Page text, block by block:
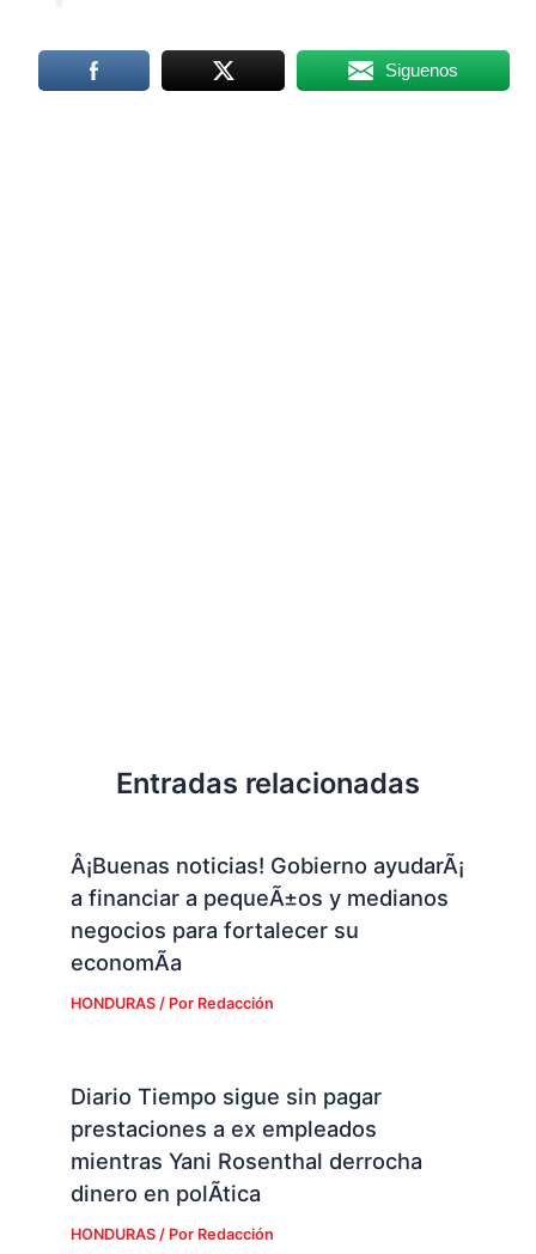
Siguenos
Entradas relacionadas
Â¡Buenas noticias! Gobierno ayudarÃ¡
a financiar a pequeÃ±os y medianos
negocios para fortalecer su
economÃ­a
HONDURAS/ Por Redacción
Diario Tiempo sigue sin pagar
prestaciones a ex empleados
mientras Yani Rosenthal derrocha
dinero en polÃ­tica
HONDURAS/ Por Redacción